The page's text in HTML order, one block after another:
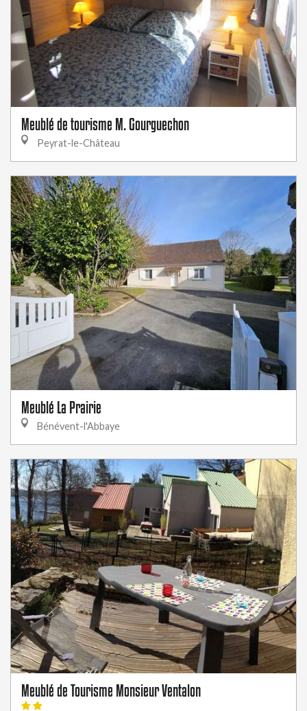
Meublé de tourisme M. Gourguechon
Peyrat-le-Château
Meublé La Prairie
Bénévent-l'Abbaye
Meublé de Tourisme Monsieur Ventalon